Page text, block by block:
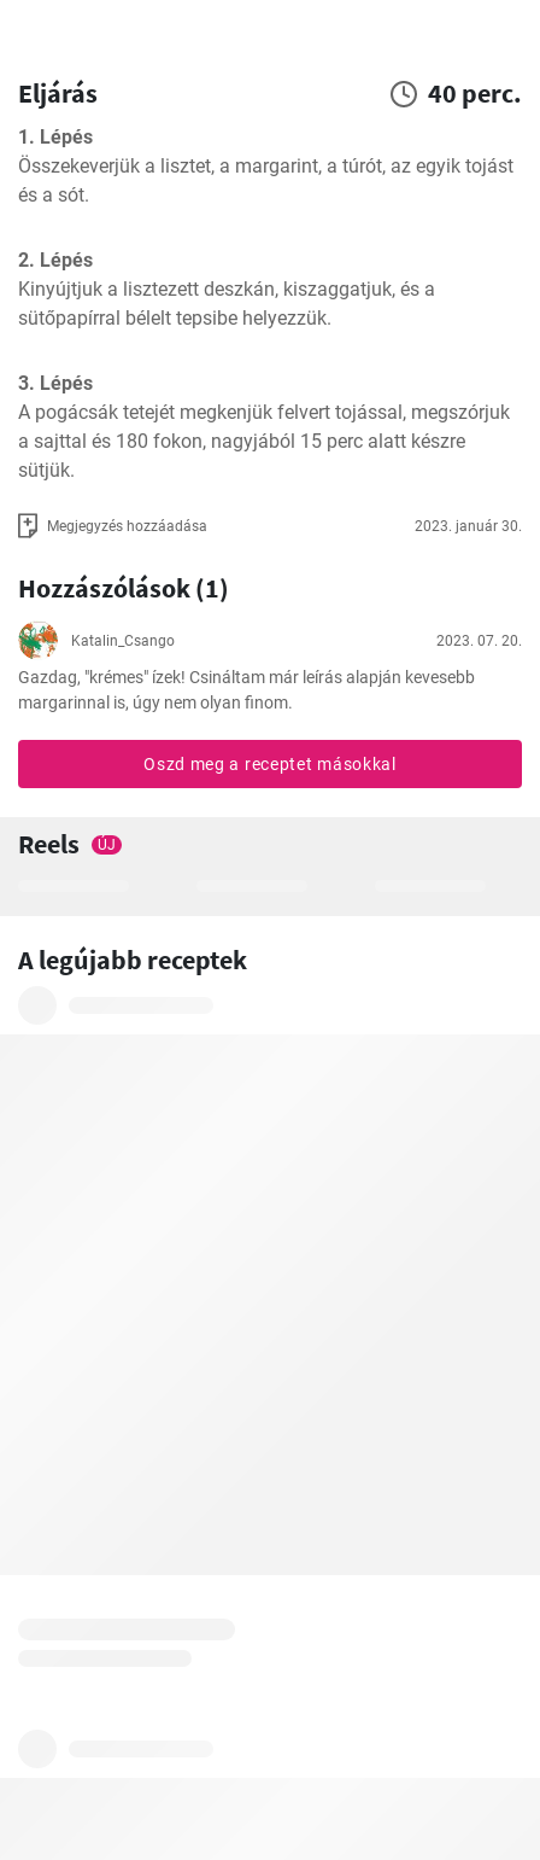
Eljárás 40 perc.
1. Lépés
Összekeverjük a lisztet, a margarint, a túrót, az egyik tojást
és a sót.
2. Lépés
Kinyújtjuk a lisztezett deszkán, kiszaggatjuk, és a
sütőpapírral bélelt tepsibe helyezzük.
3. Lépés
A pogácsák tetejét megkenjük felvert tojással, megszórjuk
a sajttal és 180 fokon, nagyjából 15 perc alatt készre
sütjük.
Megjegyzés hozzáadása 2023. január 30.
Hozzászólások (1)
Katalin_Csango 2023. 07. 20.
Gazdag, "krémes" ízek! Csináltam már leírás alapján kevesebb
margarinnal is, úgy nem olyan finom.
Oszd meg a receptet másokkal
Reels ÚJ
A legújabb receptek